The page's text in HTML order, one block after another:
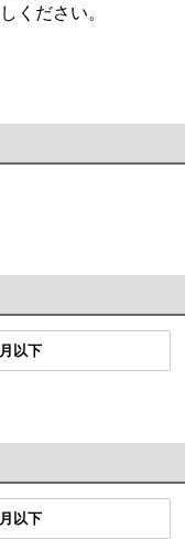
ください。
以下
以下